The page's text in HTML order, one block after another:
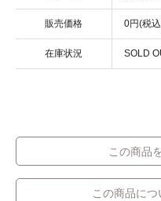
販売価格 0円(税
在庫状況 SOLD
この商品
この商品に